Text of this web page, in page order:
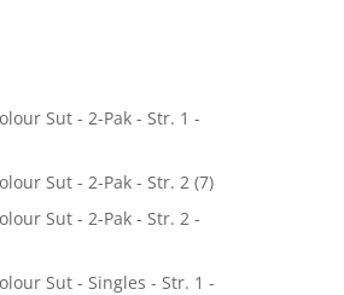
Sut - 2-Pak - Str. 1 -
Sut - 2-Pak - Str. 2 (7)
Sut - 2-Pak - Str. 2 -
Sut - Singles - Str. 1 -